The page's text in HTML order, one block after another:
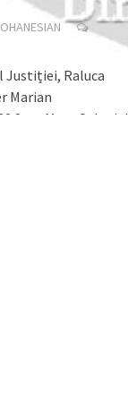
Justiției, Raluca
Marian
Satu Mare Colegiul